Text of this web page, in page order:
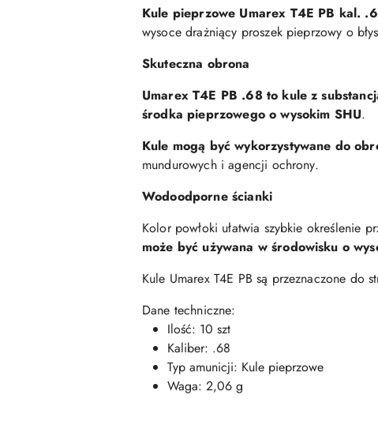
Kule pieprzowe Umarex T4E PB kal.
wysoce drażniący proszek pieprzowy o
Skuteczna obrona
Umarex T4E PB .68 to kule z
środka pieprzowego o wysokim SHU.
Kule mogą być wykorzystywane do
mundurowych i agencji ochrony.
Wodoodporne ścianki
Kolor powłoki ułatwia szybkie określenie
może być używana w środowisku o
Kule Umarex T4E PB są przeznaczone do
Dane techniczne:
Ilość: 10 szt
Kaliber: .68
Typ amunicji: Kule pieprzowe
Waga: 2,06 g